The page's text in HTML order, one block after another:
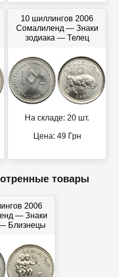
10 шиллингов 2006
Сомалиленд — Знаки
зодиака — Телец
На складе: 20 шт.
Цена: 49Грн
товары
2006
— Знаки
Близнецы